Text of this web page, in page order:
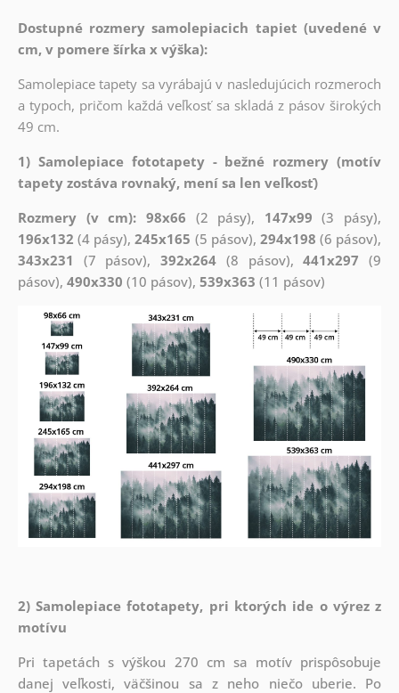
Dostupné rozmery samolepiacich tapiet (uvedené v
cm, v pomere šírka x výška):
Samolepiace tapety sa vyrábajú v nasledujúcich rozmeroch
a typoch, pričom každá veľkosť sa skladá z pásov širokých
49 cm.
1) Samolepiace fototapety - bežné rozmery (motív
tapety zostáva rovnaký, mení sa len veľkosť)
Rozmery (v cm): 98x66 (2 pásy), 147x99 (3 pásy),
196x132 (4 pásy),245x165 (5 pásov), 294x198 (6 pásov),
343x231
(7 pásov),392x264 (8 pásov),441x297 (9
pásov), 490x330 (10 pásov), 539x363 (11 pásov)
2) Samolepiace fototapety, pri ktorých ide o výrez z
motívu
Pri tapetách s výškou 270 cm sa motív prispôsobuje
danej veľkosti, väčšinou sa z neho niečo uberie. Po